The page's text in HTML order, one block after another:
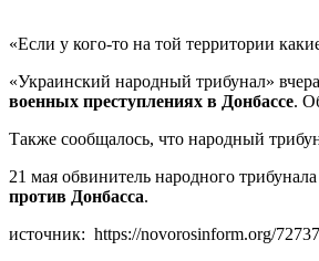
«Если у кого-то на той территории
«Украинский народный трибунал»
военных преступлениях в Донбассе.
Также сообщалось, что народный
21 мая обвинитель народного
против Донбасса.
источник: https://novorosinform.org/